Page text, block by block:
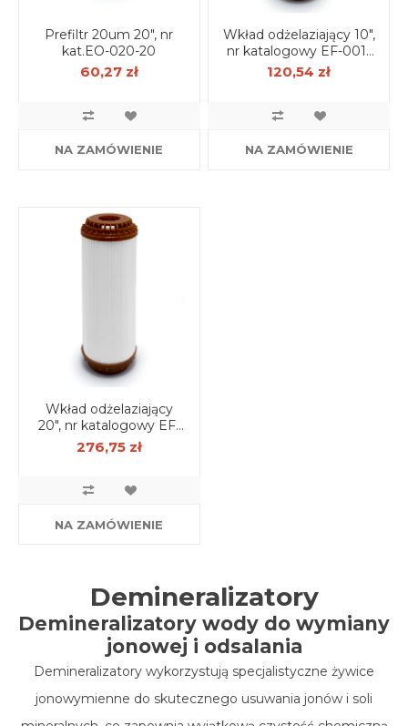
Prefiltr 20um 20", nr
kat.EO-020-20
60,27 zł
NA ZAMÓWIENIE
Wkład odżelaziający 10",
nr katalogowy EF-001-
10
120,54 zł
NA ZAMÓWIENIE
Wkład odżelaziający
20", nr katalogowy EF-
001-20
276,75 zł
NA ZAMÓWIENIE
Demineralizatory
Demineralizatory wody do wymiany
jonowej i odsalania
Demineralizatory wykorzystują specjalistyczne żywice
jonowymienne do skutecznego usuwania jonów i soli